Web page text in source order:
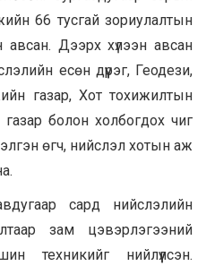
66 тусгай зориулалтын
Дээрх хүлээн авсан
есөн дүүрэг, Геодези,
газар, Хот тохижилтын
болон холбогдох чиг
өгч, нийслэл хотын аж
сард нийслэлийн
зам цэвэрлэгээний
техникийг нийлүүлсэн.